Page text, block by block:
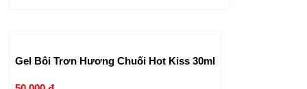
Gel Bôi Trơn Hương Chuối Hot Kiss 30ml